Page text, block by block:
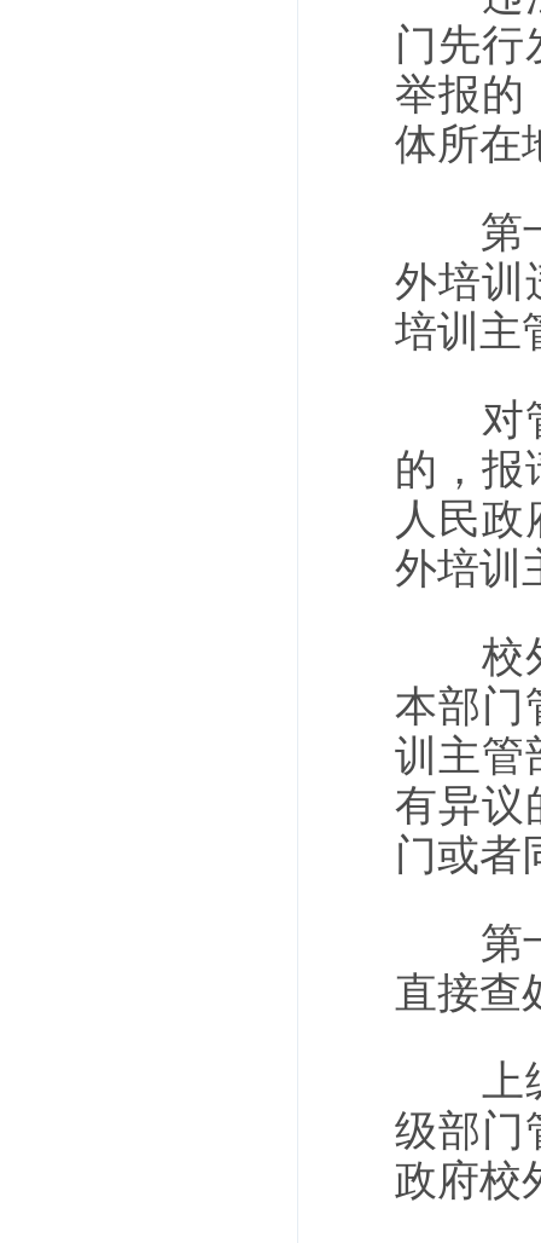
门先行
举报的
体所在
第十
外培训
培训主
对管
的，报
人民
外培训
校外
本部门
训主管
有异议
门或者
第十
直接查
上级
级部门
政府校